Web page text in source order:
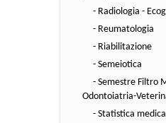
- Radiologia -
- Reumatologia
- Riabilitazione
- Semeiotica
- Semestre Filtro
Odontoiatria-
- Statistica